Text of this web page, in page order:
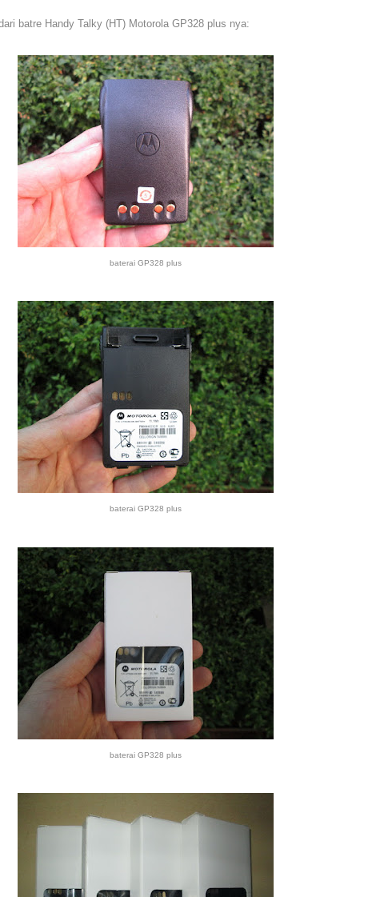
batre Handy Talky (HT) Motorola GP328 plus nya:
baterai GP328 plus
baterai GP328 plus
baterai GP328 plus